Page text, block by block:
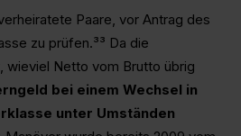
Paare, vor Antrag des
zu prüfen.³³ Da die
wieviel Netto vom Brutto übrig
bei einem Wechsel in
unter Umständen